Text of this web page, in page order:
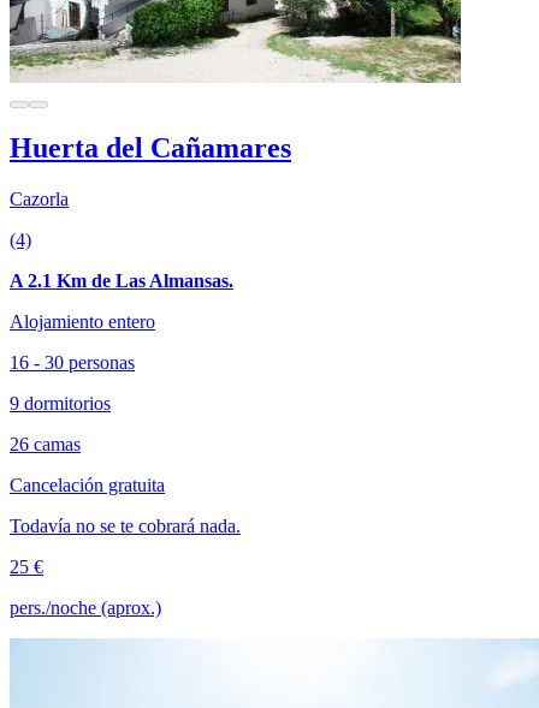
Huerta del Cañamares
Cazorla
(4)
A 2.1 Km de Las Almansas.
Alojamiento entero
16 - 30 personas
9 dormitorios
26 camas
Cancelación gratuita
Todavía no se te cobrará nada.
25 €
pers./noche (aprox.)